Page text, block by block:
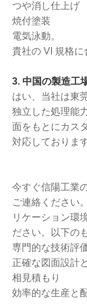
つや消し仕上げ
焼付塗装
電気泳動。
貴社の VI 規格に
3. 中国の製造工
はい、当社は東
独立した処理能
面をもとにカス
対応しております
今すぐ信陽工業
ご連絡ください
リケーション環
ださい。以下の
専門的な技術評
正確な図面設計
相見積もり
効率的な生産と